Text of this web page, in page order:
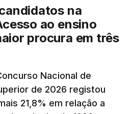
a marca e a localização.
do Imposto sobre os
(ISP) também poderá
se a aplicar uma redução
no ISP, sempre que se
na
ao ensino
procura em três
Nacional de
de 2026 registou
21,8% em relação a